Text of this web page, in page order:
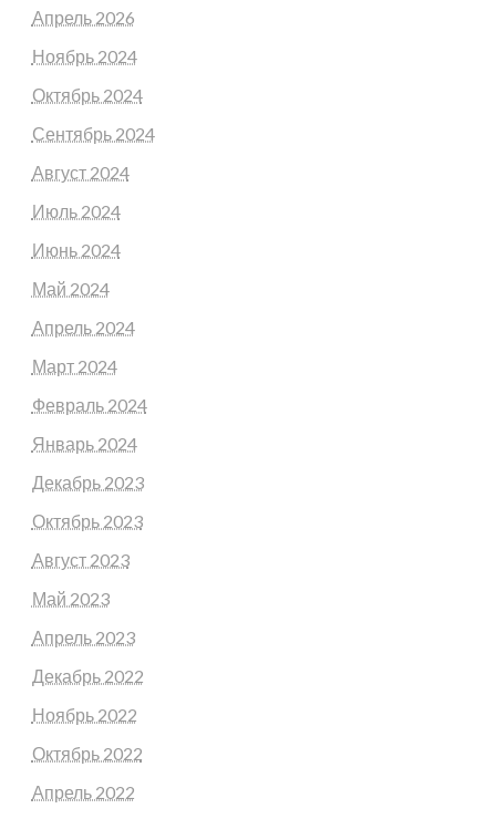
Апрель 2026
Ноябрь 2024
Октябрь 2024
Сентябрь 2024
Август 2024
Июль 2024
Июнь 2024
Май 2024
Апрель 2024
Март 2024
Февраль 2024
Январь 2024
Декабрь 2023
Октябрь 2023
Август 2023
Май 2023
Апрель 2023
Декабрь 2022
Ноябрь 2022
Октябрь 2022
Апрель 2022